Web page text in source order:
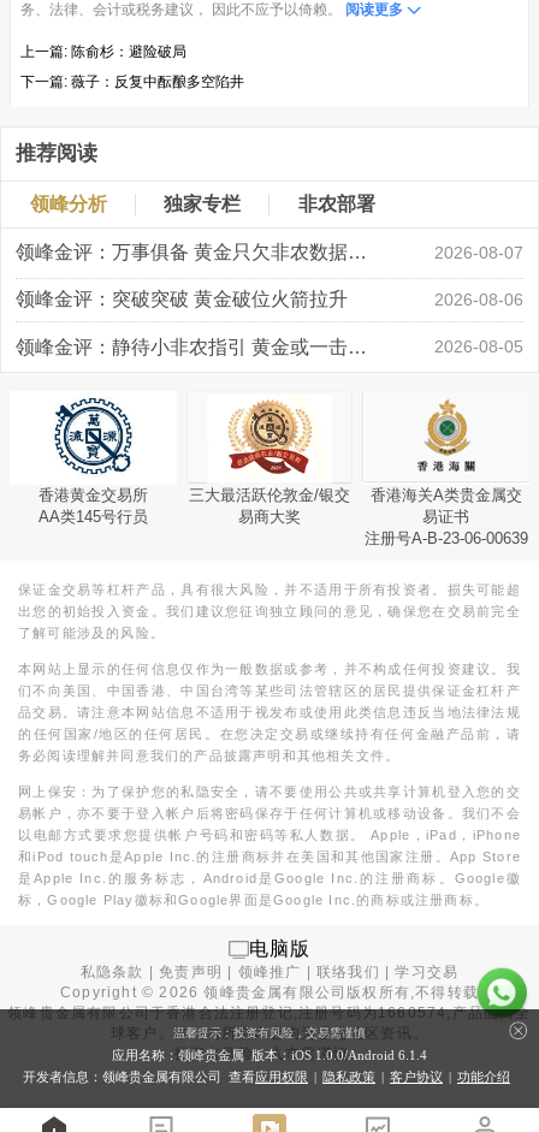
务、法律、会计或税务建议， 因此不应予以倚赖。
阅读更多
上一篇: 陈俞杉：避险破局
下一篇: 薇子：反复中酝酿多空陷井
推荐阅读
领峰分析 独家专栏 非农部署
领峰金评：万事俱备 黄金只欠非农数据“东风” 2026-08-07
领峰金评：突破突破 黄金破位火箭拉升 2026-08-06
领峰金评：静待小非农指引 黄金或一击破局 2026-08-05
香港黄金交易所
AA类145号行员
三大最活跃伦敦金/银交
易商大奖
香港海关A类贵金属交
易证书
注册号A-B-23-06-00639
保证金交易等杠杆产品，具有很大风险，并不适用于所有投资者。损失可能超
出您的初始投入资金。我们建议您征询独立顾问的意见，确保您在交易前完全
了解可能涉及的风险。
本网站上显示的任何信息仅作为一般数据或参考，并不构成任何投资建议。我
们不向美国、中国香港、中国台湾等某些司法管辖区的居民提供保证金杠杆产
品交易。请注意本网站信息不适用于视发布或使用此类信息违反当地法律法规
的任何国家/地区的任何居民。在您决定交易或继续持有任何金融产品前，请
务必阅读理解并同意我们的产品披露声明和其他相关文件。
网上保安：为了保护您的私隐安全，请不要使用公共或共享计算机登入您的交
易帐户，亦不要于登入帐户后将密码保存于任何计算机或移动设备。我们不会
以电邮方式要求您提供帐户号码和密码等私人数据。 Apple，iPad，iPhone
和iPod touch是Apple Inc.的注册商标并在美国和其他国家注册。App Store
是Apple Inc.的服务标志，Android是Google Inc.的注册商标。Google徽
标，Google Play徽标和Google界面是Google Inc.的商标或注册商标。
电脑版
私隐条款 |免责声明 领峰推广 |联络我们 |学习交易
Copyright ©2026 领峰贵金属有限公司版权所有,不得转载
领峰贵金属有限公司于香港合法注册登记,注册号码为1660574,产品面向全
球客户。本站内所有内容均为香港地区资讯。
投资有风险，入市需谨慎。
温馨提示：投资有风险，交易需谨慎
应用名称：领峰贵金属 版本：iOS 1.0.0/Android 6.1.4
开发者信息：领峰贵金属有限公司 查看应用权限 | 隐私政策 | 客户协议 | 功能介绍